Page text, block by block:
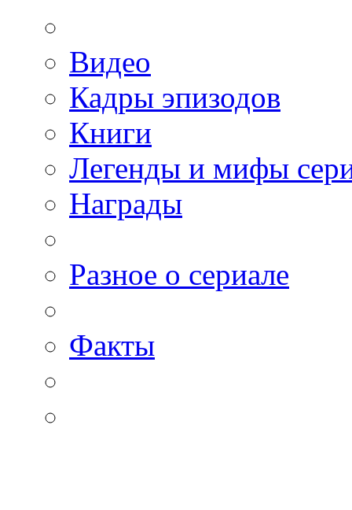
Видео
Кадры эпизодов
Книги
Легенды и мифы
Награды
Разное о сериале
Факты